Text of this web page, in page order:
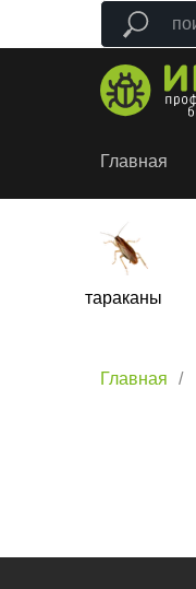
Главная
тараканы
Главная /